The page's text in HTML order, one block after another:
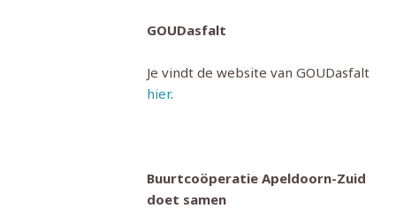
GOUDasfalt
Je vindt de website van GOUDasfalt
hier.
Buurtcoöperatie Apeldoorn-Zuid
doet samen